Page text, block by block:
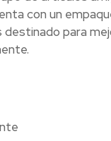
con un
para